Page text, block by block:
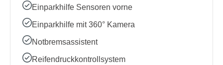
Einparkhilfe Sensoren vorne
Einparkhilfe mit 360° Kamera
Notbremsassistent
Reifendruckkontrollsystem